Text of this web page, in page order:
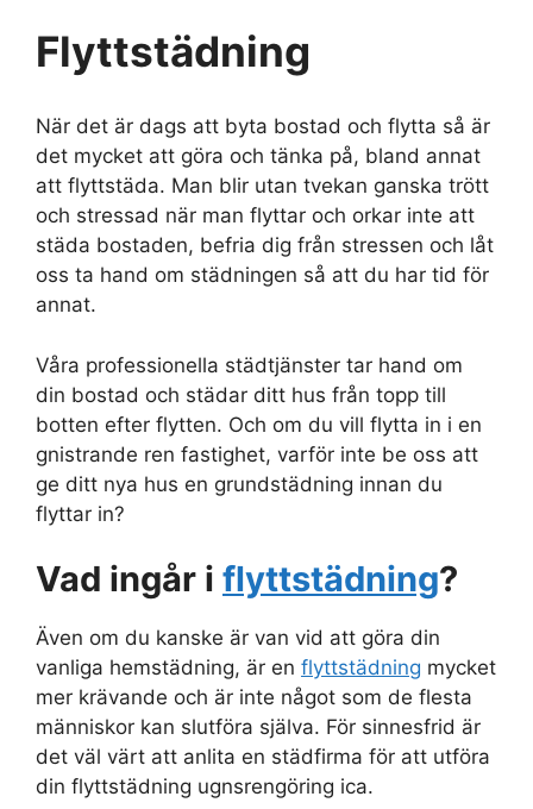
Flyttstädning
När det är dags att byta bostad och flytta så är
det mycket att göra och tänka på, bland annat
att flyttstäda. Man blir utan tvekan ganska trött
och stressad när man flyttar och orkar inte att
städa bostaden, befria dig från stressen och låt
oss ta hand om städningen så att du har tid för
annat.
Våra professionella städtjänster tar hand om
din bostad och städar ditt hus från topp till
botten efter flytten. Och om du vill flytta in i en
gnistrande ren fastighet, varför inte be oss att
ge ditt nya hus en grundstädning innan du
flyttar in?
Vad ingår i flyttstädning?
Även om du kanske är van vid att göra din
vanliga hemstädning, är en flyttstädning mycket
mer krävande och är inte något som de flesta
människor kan slutföra själva. För sinnesfrid är
det väl värt att anlita en städfirma för att utföra
din flyttstädning ugnsrengöring ica.